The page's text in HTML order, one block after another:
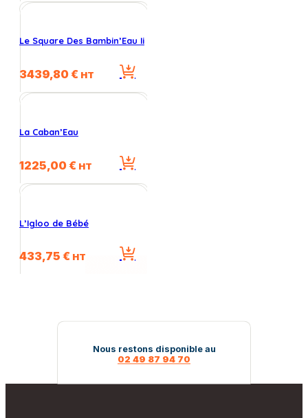
Le Square Des Bambin’Eau Ii
3439,80€ HT
La Caban’Eau
1225,00€ HT
L’Igloo de Bébé
433,75 € HT
Nous restons disponible au
02 49 87 94 70